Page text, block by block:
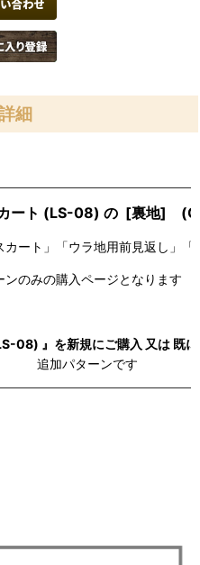
細
カート (LS-08) の [裏地]
カート」「ウラ地用前見返し」
ンのみの購入ページとなります
08) 』を新規にご購入 又は 既
追加パターンです